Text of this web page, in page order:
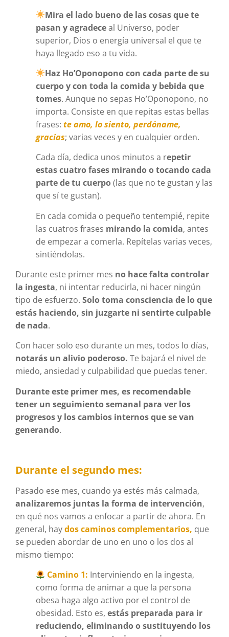
Mira el lado bueno de las cosas que te
pasan y agradeceal Universo, poder
superior, Dios o energía universal el que te
haya llegado eso a tu vida.
Haz Ho’Oponopono con cada parte de su
cuerpo y con toda la comida y bebida que
tomes. Aunque no sepas Ho’Oponopono, no
importa. Consiste en que repitas estas bellas
frases: te amo, lo siento, perdóname,
gracias; varias veces y en cualquier orden.
Cada día, dedica unos minutos a repetir
estas cuatro fases mirando o tocando cada
parte de tu cuerpo(las que no te gustan y las
que sí te gustan).
En cada comida o pequeño tentempié, repite
las cuatros frases mirando la comida, antes
de empezar a comerla. Repítelas varias veces,
sintiéndolas.
Durante este primer mes no hace falta controlar
la ingesta, ni intentar reducirla, ni hacer ningún
tipo de esfuerzo. Solo toma consciencia de lo que
estás haciendo, sin juzgarte ni sentirte culpable
de nada.
Con hacer solo eso durante un mes, todos lo días,
notarás un alivio poderoso. Te bajará el nivel de
miedo, ansiedad y culpabilidad que puedas tener.
Durante este primer mes, es recomendable
tener un seguimiento semanal para ver los
progresos y los cambios internos que se van
generando.
Durante el segundo mes:
Pasado ese mes, cuando ya estés más calmada,
analizaremos juntas la forma de intervención,
en qué nos vamos a enfocar a partir de ahora. En
general, haydos caminos complementarios, que
se pueden abordar de uno en uno o los dos al
mismo tiempo:
Camino 1: Interviniendo en la ingesta,
como forma de animar a que la persona
obesa haga algo activo por el control de
obesidad. Esto es, estás preparada para ir
reduciendo, eliminando o sustituyendo los